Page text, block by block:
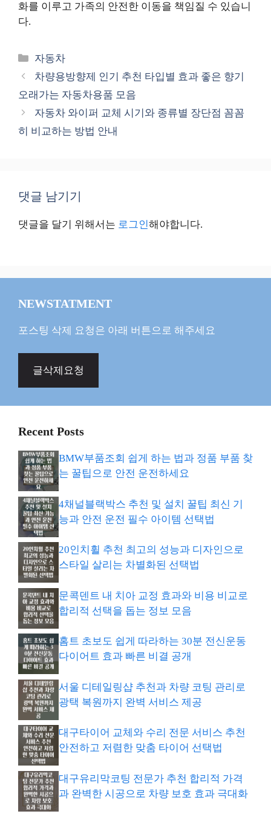
화를 이루고 가족의 안전한 이동을 책임질 수 있습니
다.
카
테
리
자동차
차량용방향제 인기 추천 타입별 효과 좋은 향기
오래가는 자동차용품 모음
자동차 와이퍼 교체 시기와 종류별 장단점 꼼꼼
히 비교하는 방법 안내
댓글 남기기
댓글을 달기 위해서는 로그인해야합니다.
NEWSTATMENT
포스팅 삭제 요청은 아래 버튼으로 해주세요
글삭제요청
Recent Posts
BMW부품조회 쉽게 하는 법과 정품 부품 찾
는 꿀팁으로 안전 운전하세요
4채널블랙박스 추천 및 설치 꿀팁 최신 기
능과 안전 운전 필수 아이템 선택법
20인치휠 추천 최고의 성능과 디자인으로
스타일 살리는 차별화된 선택법
문콕덴트 내 치아 교정 효과와 비용 비교로
합리적 선택을 돕는 정보 모음
홈트 초보도 쉽게 따라하는 30분 전신운동
다이어트 효과 빠른 비결 공개
서울 디테일링샵 추천과 차량 코팅 관리로
광택 복원까지 완벽 서비스 제공
대구타이어 교체와 수리 전문 서비스 추천
안전하고 저렴한 맞춤 타이어 선택법
대구유리막코팅 전문가 추천 합리적 가격
과 완벽한 시공으로 차량 보호 효과 극대화